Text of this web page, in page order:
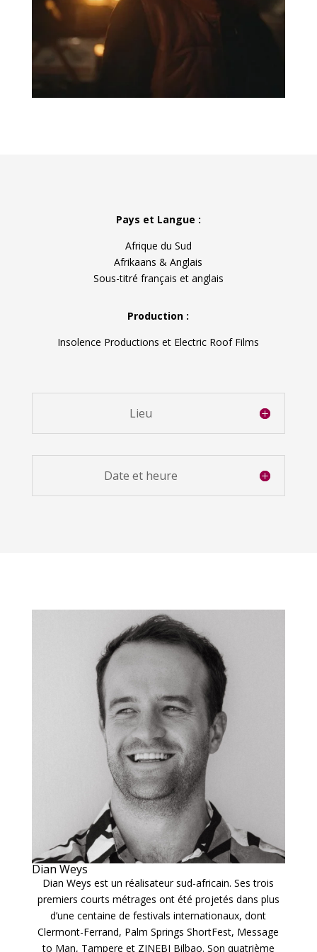
Pays et Langue :
Afrique du Sud
Afrikaans & Anglais
Sous-titré français et anglais
Production :
Insolence Productions et Electric Roof Films
Lieu
Date et heure
Dian Weys
Dian Weys est un réalisateur sud-africain. Ses trois
premiers courts métrages ont été projetés dans plus
d’une centaine de festivals internationaux, dont
Clermont-Ferrand, Palm Springs ShortFest, Message
to Man, Tampere et ZINEBI Bilbao. Son quatrième